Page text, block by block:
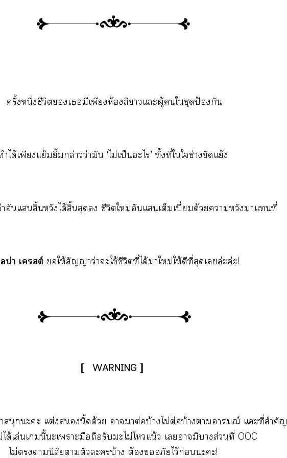
ครั้งหนึ่งชีวิตเมีเพียงห้องสีาแะผู้ใชุดป้องกัน
ำได้เพียงแย้มยิ้มกล่าวว่ามัน ‘ไม่เป็นะไ’ ทั้งที่ใใช่างขัดแย้ง
าอันแสิ้นหวังได้สิ้นสุด ชีวิตใหม่อันแเต็มเปี่ยมด้วยาหวังาแที่
ลน่า เคต์ ให้สัญญาว่าะใช้ชีวิตที่ได้าใหม่ให้ดีที่สุดเล่ะค่ะ!
〚 WARNING 〛
สนุกะะ แต่งนี้ดด้วย าาต่อบ้างไม่ต่อบ้างาอารมณ์ แะที่สำคัญ
ได้เล่นเนี้ะเาะมือถือรับะไม่ไแน้ว เามีาส่วนที่ OOC
ไม่านิสัยาตัวะบ้าง ต้องอภัยไว้ก่อนะะ!